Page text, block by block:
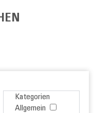
Kategorien
Allgemein